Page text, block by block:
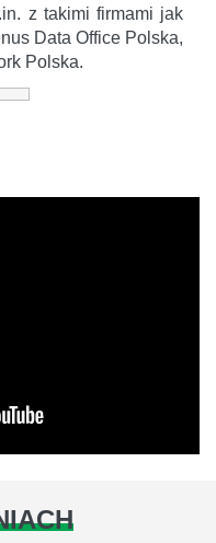
z takimi firmami jak
Data Office Polska,
Polska.